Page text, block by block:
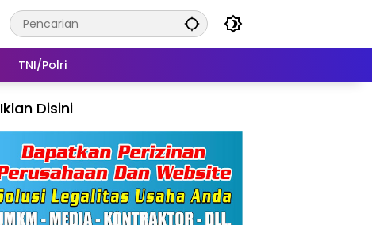
TNI/Polri
Iklan Disini